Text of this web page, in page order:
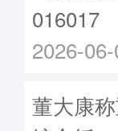
016017
2026-
董大康